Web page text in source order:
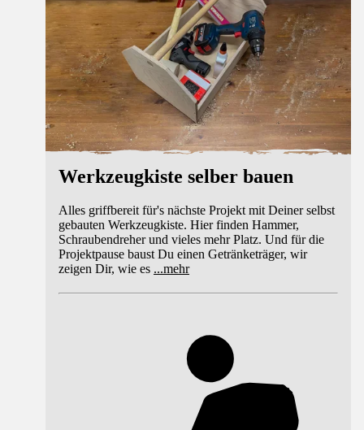
Werkzeugkiste selber bauen
Alles griffbereit für's nächste Projekt mit Deiner selbst
gebauten Werkzeugkiste. Hier finden Hammer,
Schraubendreher und vieles mehr Platz. Und für die
Projektpause baust Du einen Getränketräger, wir
zeigen Dir, wie es ...mehr